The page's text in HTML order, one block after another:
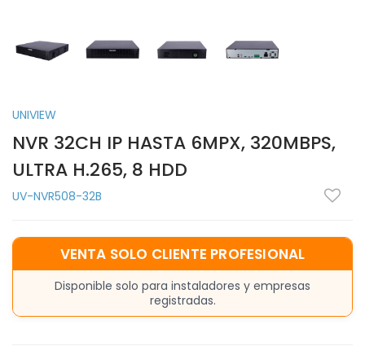
UNIVIEW
NVR 32CH IP HASTA 6MPX, 320MBPS,
ULTRA H.265, 8 HDD
UV-NVR508-32B
VENTA SOLO CLIENTE PROFESIONAL
Disponible solo para instaladores y empresas
registradas.